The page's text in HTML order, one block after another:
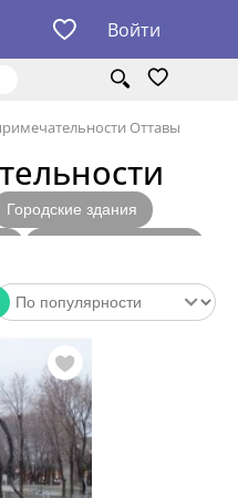
Войти
Оттавы
Городские здания
Природные парки